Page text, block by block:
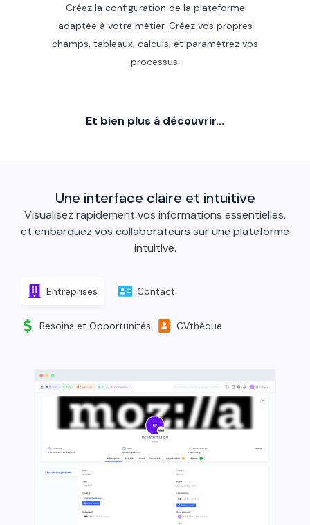
Créez la configuration de la plateforme
adaptée à votre métier. Créez vos propres
champs, tableaux, calculs, et paramétrez vos
processus.
Et bien plus à découvrir...
Une interface claire et intuitive
Visualisez rapidement vos informations essentielles,
et embarquez vos collaborateurs sur une plateforme
intuitive.
Entreprises Contact
Besoins et Opportunités CVthèque